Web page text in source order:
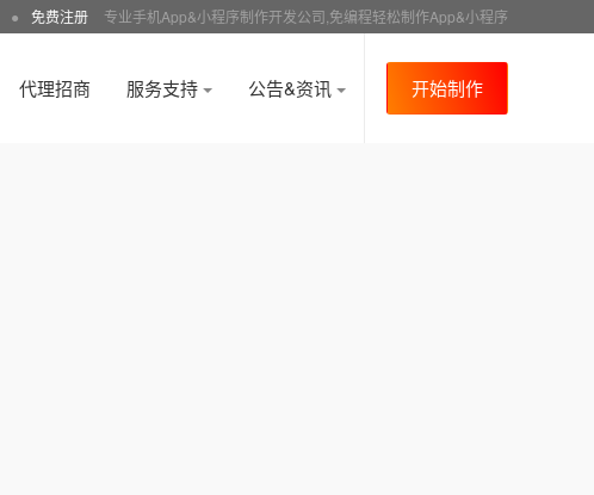
● 免费注册 专业手机App&小程序制作开发公司,免编程轻松制作App&小程序
代理招商 服务支持 公告&资讯 开始制作